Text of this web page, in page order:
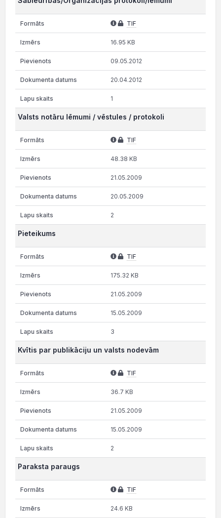
TIF
16.95 KB
09.05.2012
20.04.2012
1
Valsts notāru lēmumi / vēstules / protokoli
TIF
48.38 KB
21.05.2009
20.05.2009
2
Pieteikums
TIF
175.32 KB
21.05.2009
15.05.2009
3
Kvītis par publikāciju un valsts nodevām
TIF
36.7 KB
21.05.2009
15.05.2009
2
Paraksta paraugs
TIF
24.6 KB